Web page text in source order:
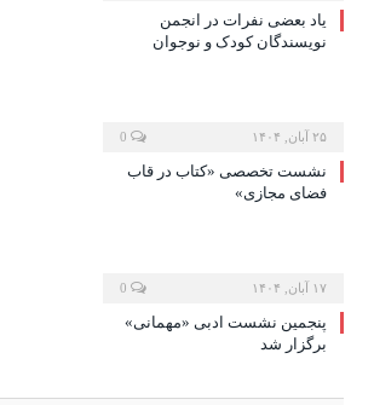
یاد بعضی نفرات در انجمن
نویسندگان کودک و نوجوان
۲۵ آبان, ۱۴۰۴
نشست تخصصی «کتاب در قاب
فضای مجازی»
۱۷ آبان, ۱۴۰۴
پنجمین نشست ادبی «مهمانی»
برگزار شد